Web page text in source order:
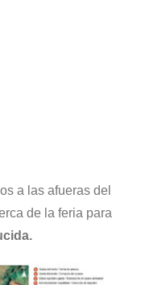
a las afueras del
de la feria para